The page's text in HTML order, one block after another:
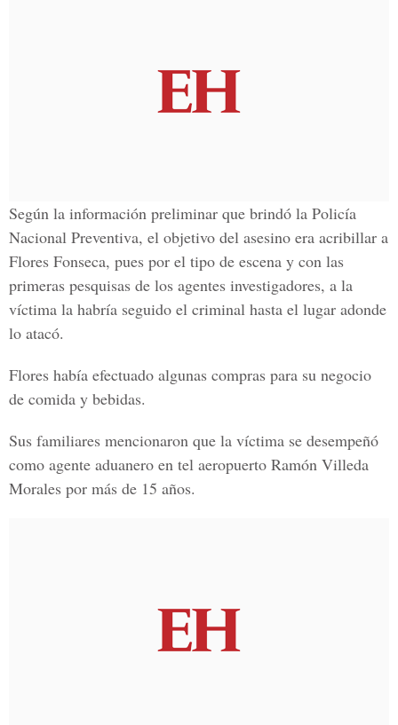
Según la información preliminar que brindó la Policía
Nacional Preventiva, el objetivo del asesino era acribillar a
Flores Fonseca, pues por el tipo de escena y con las
primeras pesquisas de los agentes investigadores, a la
víctima la habría seguido el criminal hasta el lugar adonde
lo atacó.
Flores había efectuado algunas compras para su negocio
de comida y bebidas.
Sus familiares mencionaron que la víctima se desempeñó
como agente aduanero en tel aeropuerto Ramón Villeda
Morales por más de 15 años.